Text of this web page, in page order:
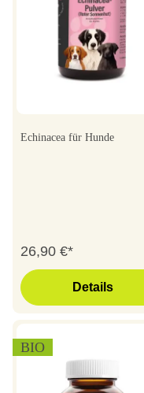
Echinacea für Hunde
26,90 €*
Details
BIO